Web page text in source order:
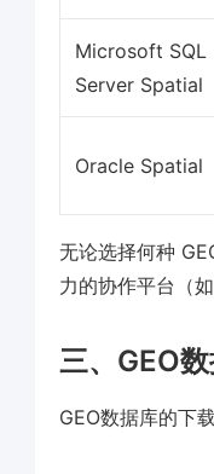
Microsoft SQL
Server Spatial
Oracle Spatial
无论选择何种
力的协作平台（
三、GEO
GEO数据库的下